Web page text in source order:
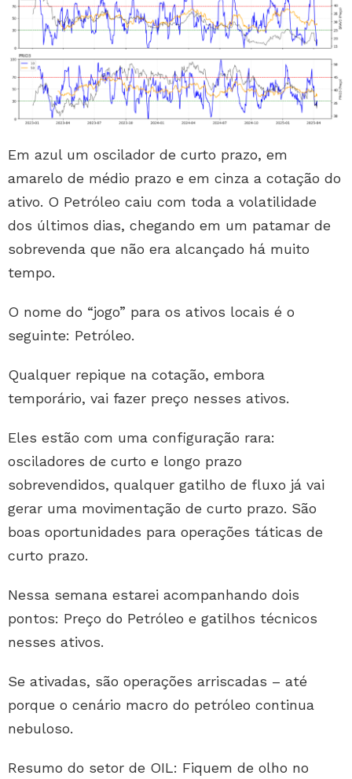
Em azul um oscilador de curto prazo, em
amarelo de médio prazo e em cinza a cotação do
ativo. O Petróleo caiu com toda a volatilidade
dos últimos dias, chegando em um patamar de
sobrevenda que não era alcançado há muito
tempo.
O nome do “jogo” para os ativos locais é o
seguinte: Petróleo.
Qualquer repique na cotação, embora
temporário, vai fazer preço nesses ativos.
Eles estão com uma configuração rara:
osciladores de curto e longo prazo
sobrevendidos, qualquer gatilho de fluxo já vai
gerar uma movimentação de curto prazo. São
boas oportunidades para operações táticas de
curto prazo.
Nessa semana estarei acompanhando dois
pontos: Preço do Petróleo e gatilhos técnicos
nesses ativos.
Se ativadas, são operações arriscadas – até
porque o cenário macro do petróleo continua
nebuloso.
Resumo do setor de OIL: Fiquem de olho no